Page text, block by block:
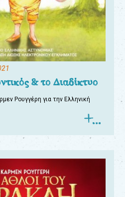
& το Διαδίκτυο
Ρουγγέρη για την Ελληνική